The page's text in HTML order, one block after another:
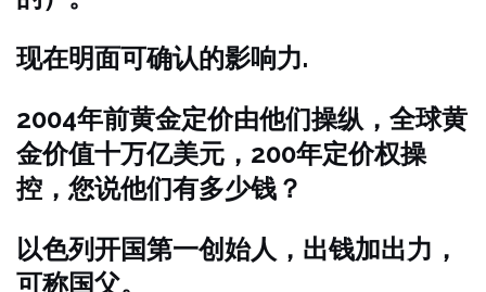
现在明面可确认的影响力.
2004年前黄金定价由他们操纵，全球黄
金价值十万亿美元，200年定价权操
控，您说他们有多少钱？
以色列开国第一创始人，出钱加出力，
可称国父。